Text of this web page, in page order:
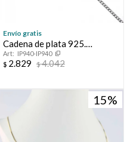
Envío gratis
Cadena de plata 925.
Modelo, GRUMETTE
CHATA, 60 cm.
IP940-IP940
$ 2.829 $4.042
15